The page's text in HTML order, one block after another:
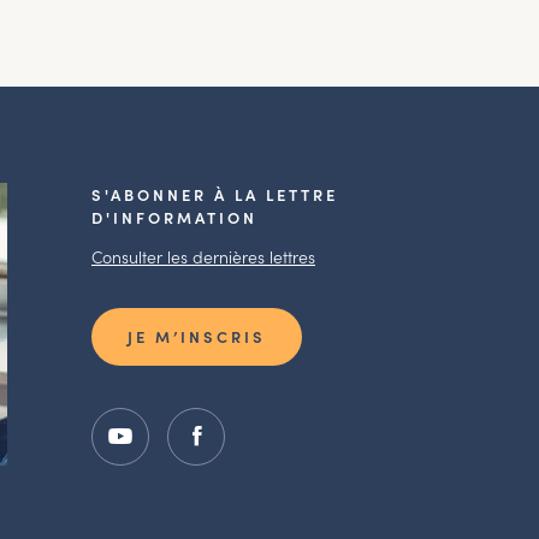
S'ABONNER À LA LETTRE
D'INFORMATION
Consulter les dernières lettres
JE M’INSCRIS